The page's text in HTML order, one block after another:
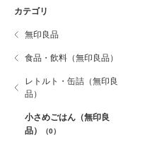
カテゴリ
無印良品
食品・飲料（無印良品）
レトルト・缶詰（無印良
品）
小さめごはん（無印良
品）
（0）